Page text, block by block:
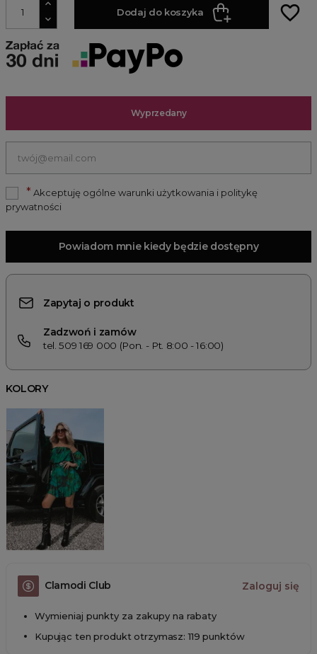
Dodaj do koszyka favorite_border
Wyprzedany
* Akceptuję ogólne warunki użytkowania i politykę
prywatności
Powiadom mnie kiedy będzie dostępny
Zapytaj o produkt
Zadzwoń i zamów
tel. 509 169 000 (Pon. - Pt. 8:00 - 16:00)
KOLORY
Clamodi Club Zaloguj się
Wymieniaj punkty za zakupy na rabaty
Kupując ten produkt otrzymasz: 119 punktów